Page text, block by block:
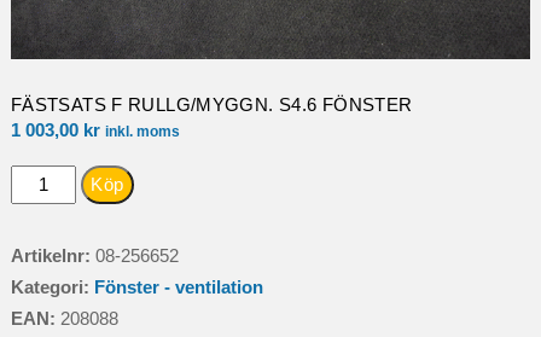
FÄSTSATS F RULLG/MYGGN. S4.6 FÖNSTER
1 003,00 kr inkl. moms
FÄSTSATS
F
Köp
Artikelnr: 08-256652
Kategori: Fönster - ventilation
EAN: 208088